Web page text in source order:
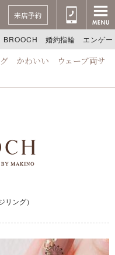
来店予約
BROOCH 婚約指輪 エンゲ
かわいい ウェーブ両サ
リング）